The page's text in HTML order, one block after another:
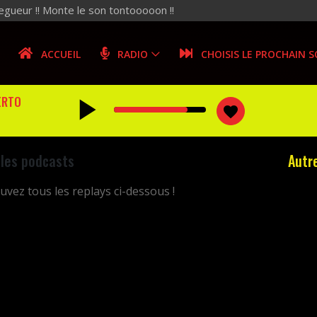
!! Monte le son tontooooon !!
ACCUEIL RADIO CHOISIS LE PROCHAIN
play_arrow favorite
podcasts
tous les replays ci-dessous !